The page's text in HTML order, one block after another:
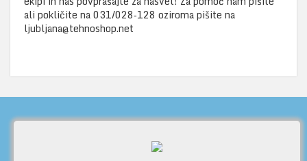
ali pokličite na 031/028‑128 oziroma pišite na
ljubljana@tehnoshop.net